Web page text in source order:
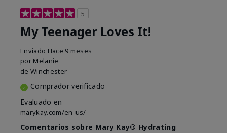
5
My Teenager Loves It!
Enviado Hace 9 meses
por Melanie
de Winchester
Comprador verificado
Evaluado en
marykay.com/en-us/
Comentarios sobre Mary Kay® Hydrating